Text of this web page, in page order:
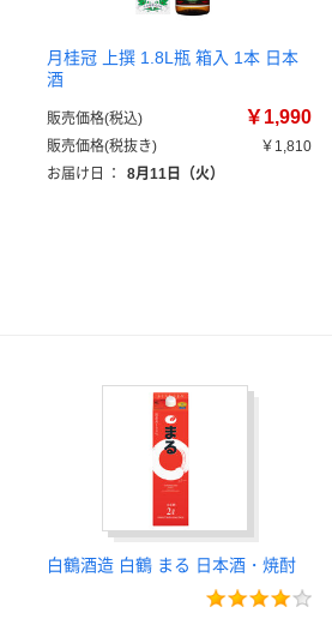
月桂冠 上撰 1.8L瓶 箱入 1本 日本
酒
販売価格(税込) ￥1,990
販売価格(税抜き)
￥1,810
お届け日
： 8月11日（火）
白鶴酒造 白鶴 まる 日本酒・焼酎